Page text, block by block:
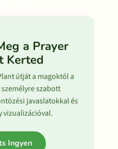
a Prayer
Kerted
útját a magoktól a
szabott
javaslatokkal és
vizualizációval.
Ingyen